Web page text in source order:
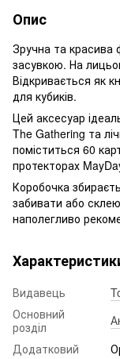
Опис
Зручна та красива
засувкою. На
Відкривається як
для кубиків.
Цей аксесуар
The Gathering та
поміститься 60
протекторах
Коробочка
забивати або
наполегливо
Видавець
Основний
розділ
Додатковий